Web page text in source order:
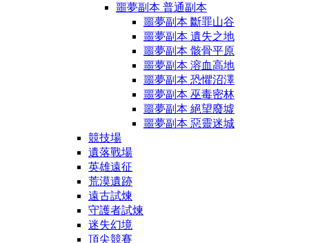
噩夢副本 普通副本
噩夢副本 斷罪山谷
噩夢副本 遺失之地
噩夢副本 骸骨平原
噩夢副本 溶血高地
噩夢副本 恐懼沼澤
噩夢副本 巫毒密林
噩夢副本 絕望廢墟
噩夢副本 惡靈迷城
競技場
遺落戰場
英雄遠征
荒漠遺跡
遠古試煉
守護者試煉
迷失幻境
頂尖競賽